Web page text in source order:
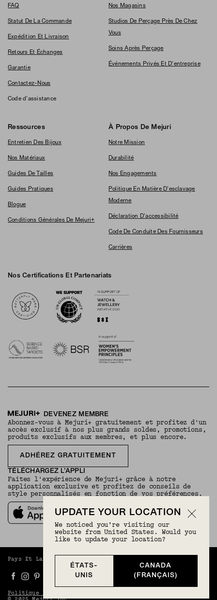
FAQ
Statut De La Commande
Expédition Et Livraison
Retours Et Échanges
Garantie
Contactez-Nous
Code d'assistance
Nos Magasins
Studios De Perçage Près De Chez
Vous
Soins Après Perçage
Événements Privés Et D'entreprise
Ressources
Entretien Des Bijoux
Nos Matériaux
Guides De Tailles
Guides Pratiques
Blogue
Conditions Générales De Mejuri+
À Propos De Mejuri
Notre Mission
Durabilité
Nos Engagements
Politique En Matière D'esclavage
Moderne
Déclaration D'accessibilité
Code De Conduite Des Fournisseurs
Carrières
Nos Certifications Et Partenariats
DEVENEZ MEMBRE
Abonnez-vous à Mejuri+ gratuitement et profitez d'un
accès exclusif à nos plus grands soldes, promotions,
produits exclusifs aux membres, et plus encore.
ADHÉREZ GRATUITEMENT
TÉLÉCHARGEZ L’APPLI
Faites l'expérience de Mejuri+ grâce à notre
application exclusive et profitez de conseils de
style personnalisés en fonction de vos préférences.
Pays Et Langue :
Politique De Confidentialité
UPDATE YOUR LOCATION
We noticed you’re visiting our
website from United States. Would you
like to update your location?
ÉTATS-
UNIS
CANADA
(FRANÇAIS)